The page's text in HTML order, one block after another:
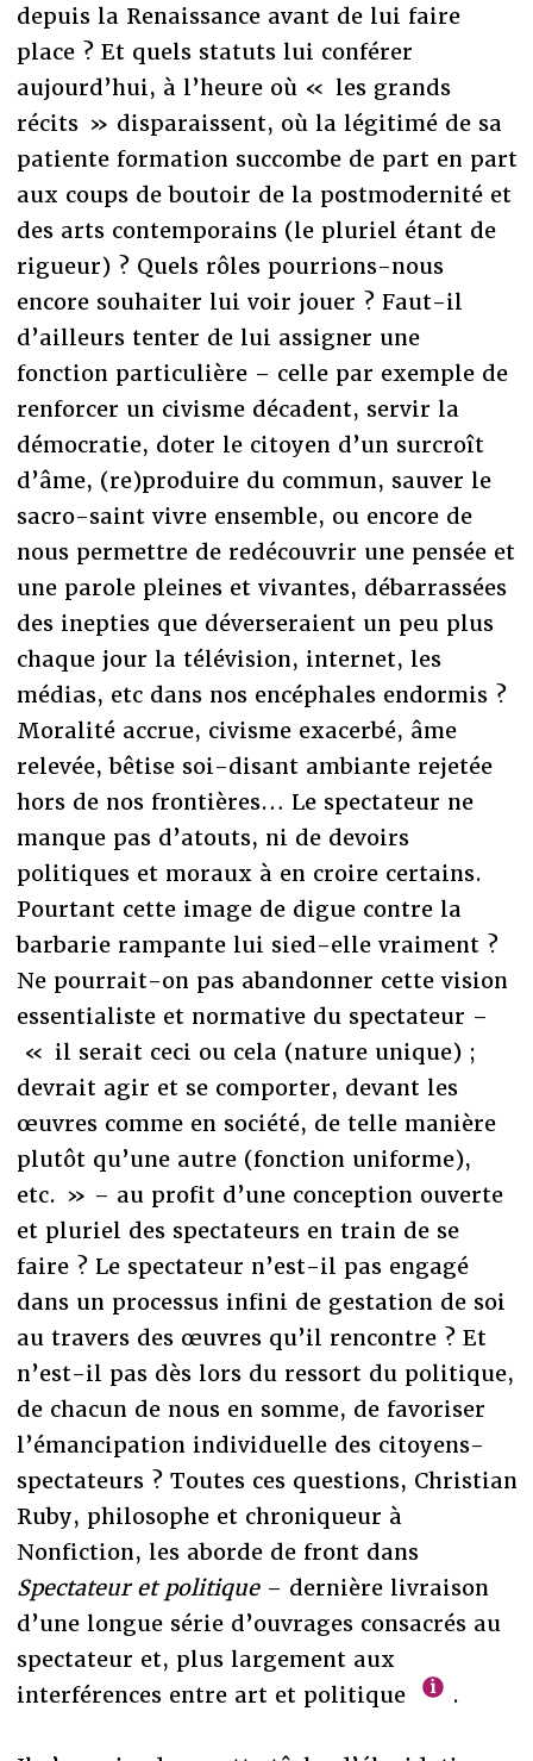
depuis la Renaissance avant de lui faire
place ? Et quels statuts lui conférer
aujourd’hui, à l’heure où « les grands
récits » disparaissent, où la légitimé de sa
patiente formation succombe de part en part
aux coups de boutoir de la postmodernité et
des arts contemporains (le pluriel étant de
rigueur) ? Quels rôles pourrions-nous
encore souhaiter lui voir jouer ? Faut-il
d’ailleurs tenter de lui assigner une
fonction particulière – celle par exemple de
renforcer un civisme décadent, servir la
démocratie, doter le citoyen d’un surcroît
d’âme, (re)produire du commun, sauver le
sacro-saint vivre ensemble, ou encore de
nous permettre de redécouvrir une pensée et
une parole pleines et vivantes, débarrassées
des inepties que déverseraient un peu plus
chaque jour la télévision, internet, les
médias, etc dans nos encéphales endormis ?
Moralité accrue, civisme exacerbé, âme
relevée, bêtise soi-disant ambiante rejetée
hors de nos frontières… Le spectateur ne
manque pas d’atouts, ni de devoirs
politiques et moraux à en croire certains.
Pourtant cette image de digue contre la
barbarie rampante lui sied-elle vraiment ?
Ne pourrait-on pas abandonner cette vision
essentialiste et normative du spectateur –
« il serait ceci ou cela (nature unique) ;
devrait agir et se comporter, devant les
œuvres comme en société, de telle manière
plutôt qu’une autre (fonction uniforme),
etc. » – au profit d’une conception ouverte
et pluriel des spectateurs en train de se
faire ? Le spectateur n’est-il pas engagé
dans un processus infini de gestation de soi
au travers des œuvres qu’il rencontre ? Et
n’est-il pas dès lors du ressort du politique,
de chacun de nous en somme, de favoriser
l’émancipation individuelle des citoyens-
spectateurs ? Toutes ces questions, Christian
Ruby, philosophe et chroniqueur à
Nonfiction, les aborde de front dans
Spectateur et politique– dernière livraison
d’une longue série d’ouvrages consacrés au
spectateur et, plus largement aux
interférences entre art et politique
.